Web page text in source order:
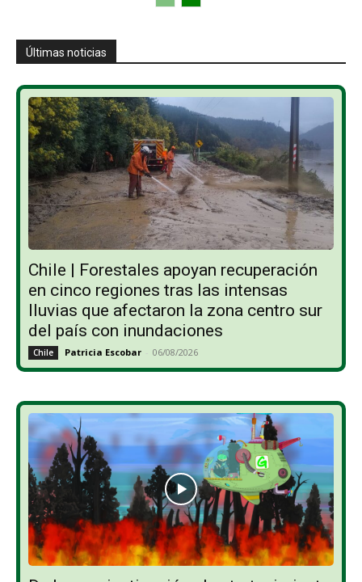
Últimas noticias
Chile | Forestales apoyan recuperación
en cinco regiones tras las intensas
lluvias que afectaron la zona centro sur
del país con inundaciones
Chile Patricia Escobar - 06/08/2026